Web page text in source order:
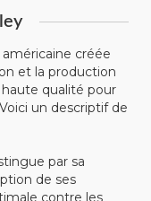
créée
et la production
qualité pour
un descriptif de
par sa
de ses
contre les